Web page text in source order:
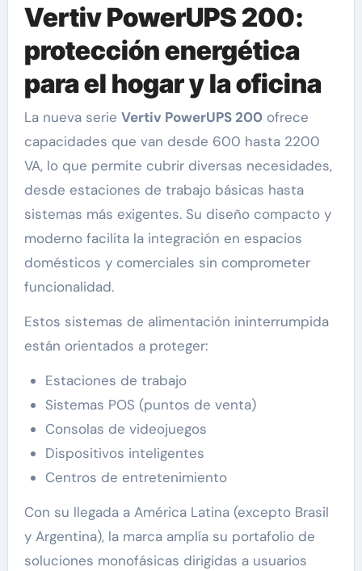
Vertiv PowerUPS 200:
protección energética
para el hogar y la oficina
La nueva serie Vertiv PowerUPS 200 ofrece
capacidades que van desde 600 hasta 2200
VA, lo que permite cubrir diversas necesidades,
desde estaciones de trabajo básicas hasta
sistemas más exigentes. Su diseño compacto y
moderno facilita la integración en espacios
domésticos y comerciales sin comprometer
funcionalidad.
Estos sistemas de alimentación ininterrumpida
están orientados a proteger:
Estaciones de trabajo
Sistemas POS (puntos de venta)
Consolas de videojuegos
Dispositivos inteligentes
Centros de entretenimiento
Con su llegada a América Latina (excepto Brasil
y Argentina), la marca amplía su portafolio de
soluciones monofásicas dirigidas a usuarios